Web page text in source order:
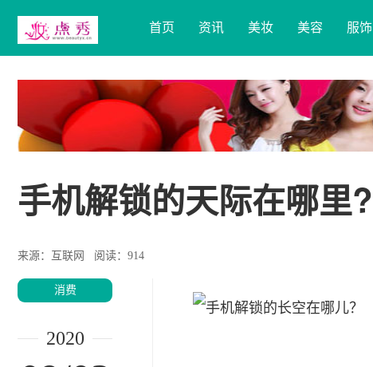
首页 资讯 美妆 美容 服饰
手机解锁的天际在哪里?
来源：互联网 阅读：914
消费
2020